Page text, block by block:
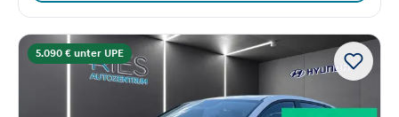
5.090 € unter UPE